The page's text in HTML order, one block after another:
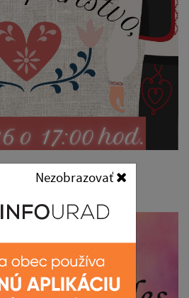
Nezobrazovať
divadlo - So Lo